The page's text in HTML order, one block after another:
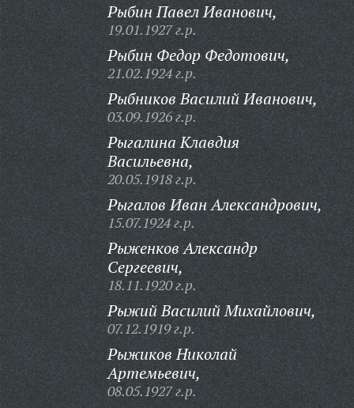
Рыбин Павел Иванович,
19.01.1927 г.р.
Рыбин Федор Федотович,
21.02.1924 г.р.
Рыбников Василий Иванович,
03.09.1926 г.р.
Рыгалина Клавдия
Васильевна,
20.05.1918 г.р.
Рыгалов Иван Александрович,
15.07.1924 г.р.
Рыженков Александр
Сергеевич,
18.11.1920 г.р.
Рыжий Василий Михайлович,
07.12.1919 г.р.
Рыжиков Николай
Артемьевич,
08.05.1927 г.р.